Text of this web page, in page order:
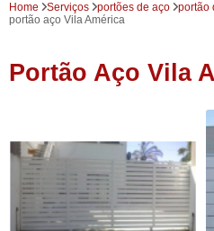
Home Serviços portões de aço
portão
portão aço Vila América
Portão Aço Vila